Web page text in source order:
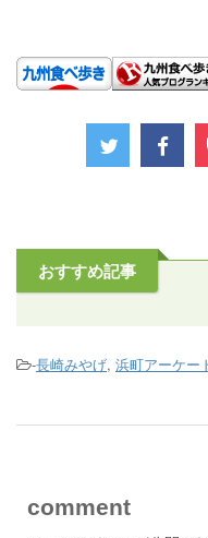
おすすめ記事
-長崎みやげ, 浜町アーケー
comment